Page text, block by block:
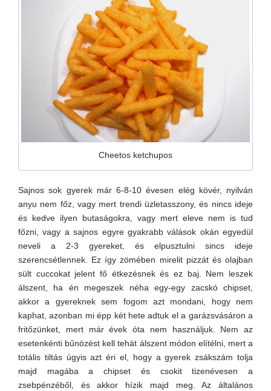
Cheetos ketchupos
Sajnos sok gyerek már 6-8-10 évesen elég kövér, nyilván
anyu nem főz, vagy mert trendi üzletasszony, és nincs ideje
és kedve ilyen butaságokra, vagy mert eleve nem is tud
főzni, vagy a sajnos egyre gyakrabb válások okán egyedül
neveli a 2-3 gyereket, és elpusztulni sincs ideje
szerencsétlennek. Ez így zömében mirelit pizzát és olajban
sült cuccokat jelent fő étkezésnek és ez baj. Nem leszek
álszent, ha én megeszek néha egy-egy zacskó chipset,
akkor a gyereknek sem fogom azt mondani, hogy nem
kaphat, azonban mi épp két hete adtuk el a garázsvásáron a
fritőzünket, mert már évek óta nem használjuk. Nem az
esetenkénti bűnözést kell tehát álszent módon elítélni, mert a
totális tiltás úgyis azt éri el, hogy a gyerek zsákszám tolja
majd magába a chipset és csokit tizenévesen a
zsebpénzéből, és akkor hízik majd meg. Az általános